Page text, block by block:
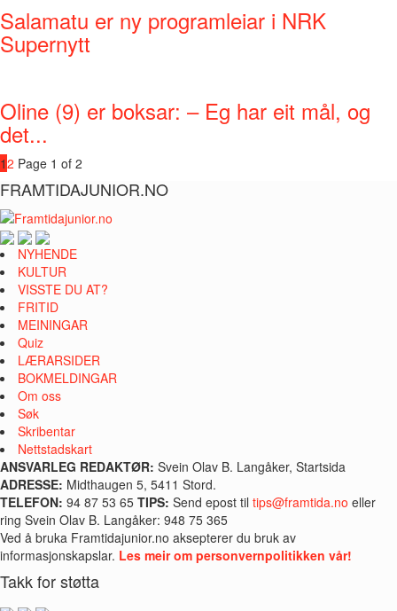
Salamatu er ny programleiar i NRK
Supernytt
Oline (9) er boksar: – Eg har eit mål, og
det...
12 Page 1 of 2
FRAMTIDAJUNIOR.NO
NYHENDE
KULTUR
VISSTE DU AT?
FRITID
MEININGAR
Quiz
LÆRARSIDER
BOKMELDINGAR
Om oss
Søk
Skribentar
Nettstadskart
ANSVARLEG REDAKTØR: Svein Olav B. Langåker, Startsida
ADRESSE: Midthaugen 5, 5411 Stord.
TELEFON: 94 87 53 65 TIPS: Send epost til tips@framtida.no eller
ring Svein Olav B. Langåker: 948 75 365
Ved å bruka Framtidajunior.no aksepterer du bruk av
informasjonskapslar. Les meir om personvernpolitikken vår!
Takk for støtta